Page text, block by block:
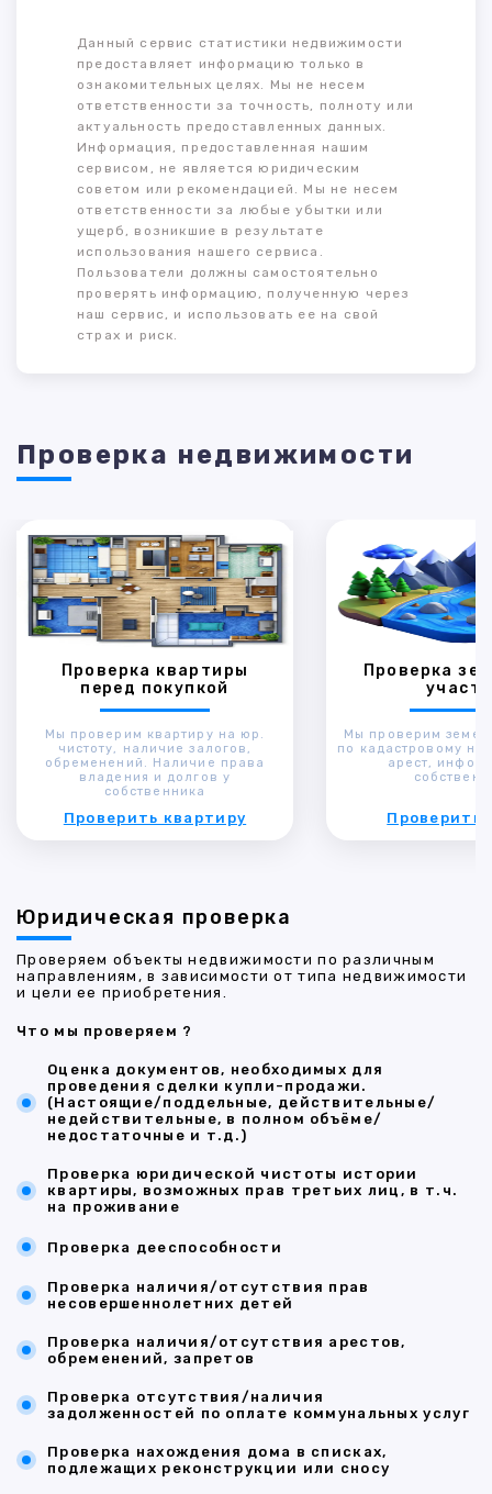
Данный сервис статистики недвижимости
предоставляет информацию только в
ознакомительных целях. Мы не несем
ответственности за точность, полноту или
актуальность предоставленных данных.
Информация, предоставленная нашим
сервисом, не является юридическим
советом или рекомендацией. Мы не несем
ответственности за любые убытки или
ущерб, возникшие в результате
использования нашего сервиса.
Пользователи должны самостоятельно
проверять информацию, полученную через
наш сервис, и использовать ее на свой
страх и риск.
Проверка недвижимости
Проверка квартиры
перед покупкой
Мы проверим квартиру на юр.
чистоту, наличие залогов,
обременений. Наличие права
владения и долгов у
собственника
Проверить квартиру
Проверка
Мы проверим
по кадастровому
арест,
Проверить
Юридическая проверка
Проверяем объекты недвижимости по различным
направлениям, в зависимости от типа недвижимости
и цели ее приобретения.
Что мы проверяем ?
Оценка документов, необходимых для
проведения сделки купли-продажи.
(Настоящие/поддельные, действительные/
недействительные, в полном объёме/
недостаточные и т.д.)
Проверка юридической чистоты истории
квартиры, возможных прав третьих лиц, в т.ч.
на проживание
Проверка дееспособности
Проверка наличия/отсутствия прав
несовершеннолетних детей
Проверка наличия/отсутствия арестов,
обременений, запретов
Проверка отсутствия/наличия
задолженностей по оплате коммунальных услуг
Проверка нахождения дома в списках,
подлежащих реконструкции или сносу